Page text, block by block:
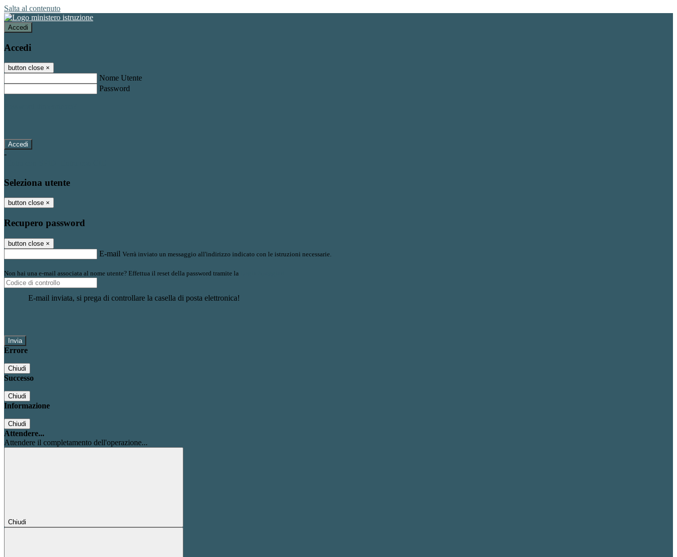
Salta al contenuto
Accedi
Accedi
button close ×
Nome Utente
Password
-
Seleziona utente
button close ×
Recupero password
button close ×
E-mail Verrà inviato un messaggio all'indirizzo indicato con le istruzioni necessarie.
Non hai una e-mail associata al nome utente? Effettua il reset della password tramite la
E-mail inviata, si prega di controllare la casella di posta elettronica!
Errore
Chiudi
Successo
Chiudi
Informazione
Chiudi
Attendere...
Attendere il completamento dell'operazione...
Chiudi